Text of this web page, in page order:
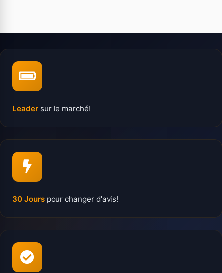
Leader sur le marché!
30 Jours pour changer d'avis!